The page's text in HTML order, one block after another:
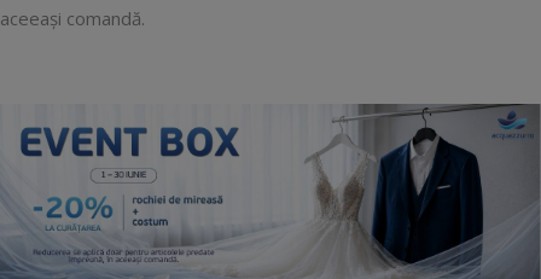
aceeași comandă.